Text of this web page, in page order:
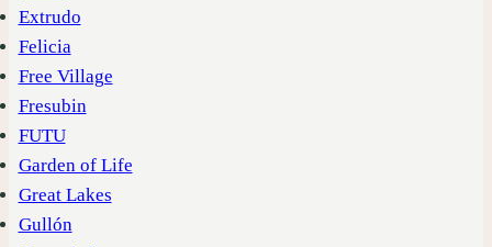
Extrudo
Felicia
Free Village
Fresubin
FUTU
Garden of Life
Great Lakes
Gullón